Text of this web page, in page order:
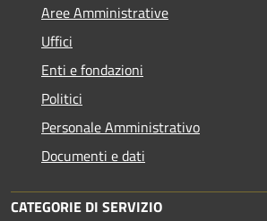
Aree Amministrative
Uffici
Enti e fondazioni
Politici
Personale Amministrativo
Documenti e dati
CATEGORIE DI SERVIZIO